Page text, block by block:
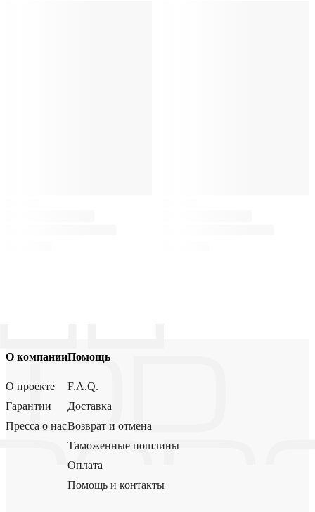
О компании
О проекте
Гарантии
Пресса о нас
Помощь
F.A.Q.
Доставка
Возврат и отмена
Таможенные пошлины
Оплата
Помощь и контакты